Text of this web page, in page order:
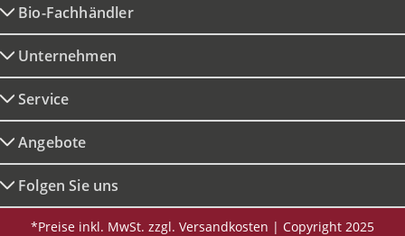
Bio-Fachhändler
Unternehmen
Service
Angebote
Folgen Sie uns
*Preise inkl. MwSt. zzgl. Versandkosten | Copyright 2025